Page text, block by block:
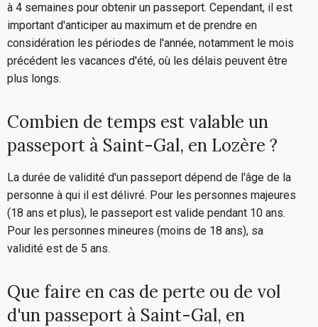
à 4 semaines pour obtenir un passeport. Cependant, il est
important d'anticiper au maximum et de prendre en
considération les périodes de l'année, notamment le mois
précédent les vacances d'été, où les délais peuvent être
plus longs.
Combien de temps est valable un
passeport à Saint-Gal, en Lozère ?
La durée de validité d'un passeport dépend de l'âge de la
personne à qui il est délivré. Pour les personnes majeures
(18 ans et plus), le passeport est valide pendant 10 ans.
Pour les personnes mineures (moins de 18 ans), sa
validité est de 5 ans.
Que faire en cas de perte ou de vol
d'un passeport à Saint-Gal, en